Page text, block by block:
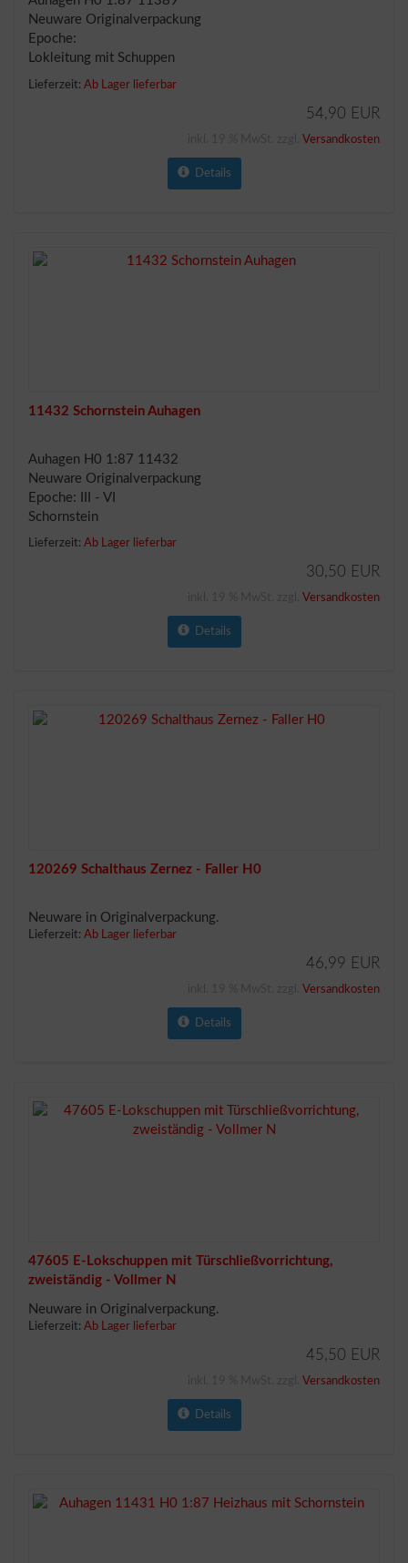
Neuware Originalverpackung
Epoche:
Lokleitung mit Schuppen
Lieferzeit: Ab Lager lieferbar
54,90 EUR
Versandkosten
Details
11432 Schornstein Auhagen
Auhagen H0 1:87 11432
Neuware Originalverpackung
Epoche: III - VI
Schornstein
Lieferzeit: Ab Lager lieferbar
30,50 EUR
Versandkosten
Details
120269 Schalthaus Zernez - Faller H0
Neuware in Originalverpackung.
Lieferzeit: Ab Lager lieferbar
46,99 EUR
Versandkosten
Details
47605 E-Lokschuppen mit Türschließvorrichtung,
zweiständig - Vollmer N
Neuware in Originalverpackung.
Lieferzeit: Ab Lager lieferbar
45,50 EUR
Versandkosten
Details